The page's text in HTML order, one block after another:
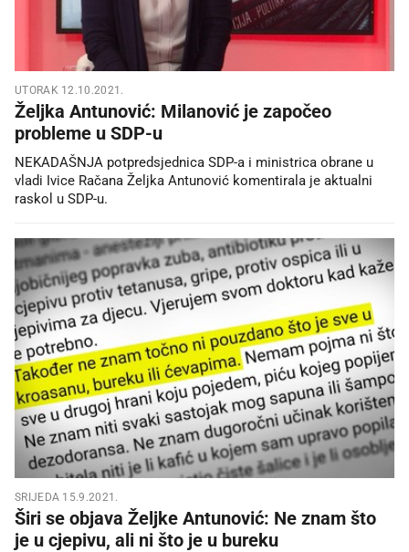
UTORAK 12.10.2021.
Željka Antunović: Milanović je započeo
probleme u SDP-u
NEKADAŠNJA potpredsjednica SDP-a i ministrica obrane u
vladi Ivice Račana Željka Antunović komentirala je aktualni
raskol u SDP-u.
SRIJEDA 15.9.2021.
Širi se objava Željke Antunović: Ne znam što
je u cjepivu, ali ni što je u bureku